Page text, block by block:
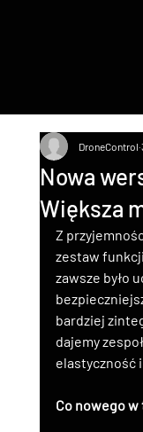
Nowa
Większa
DroneControl
Z
zestaw
zawsze było
bardziej
dajemy
elastyczność
Co nowego w